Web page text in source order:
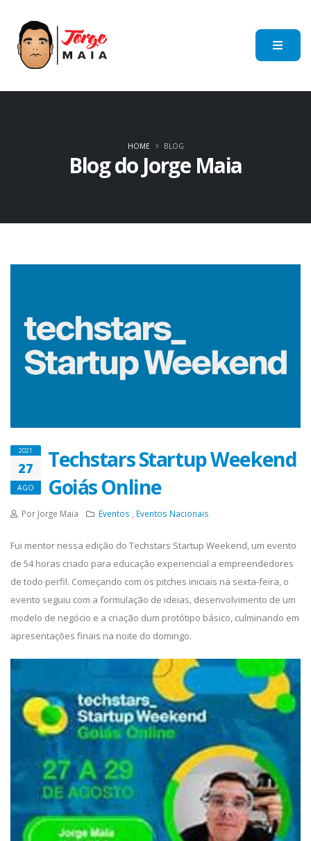
Blog do Jorge Maia
HOME BLOG
2021
27
AGO
Techstars Startup Weekend
Goiás Online
Por Jorge Maia Eventos Eventos Nacionais
Fui mentor nessa edição do Techstars Startup Weekend, um evento
de 54 horas criado para educação experiencial a empreendedores
de todo perfil. Começando com os pitches iniciais na sexta-feira, o
evento seguiu com a formulação de ideias, desenvolvimento de um
modelo de negócio e a criação dum protótipo básico, culminando em
apresentações finais na noite do domingo.